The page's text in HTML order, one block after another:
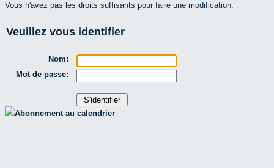
Vous n'avez pas les droits suffisants pour faire une modification.
Veuillez vous identifier
Nom:
Mot de passe:
Abonnement au calendrier